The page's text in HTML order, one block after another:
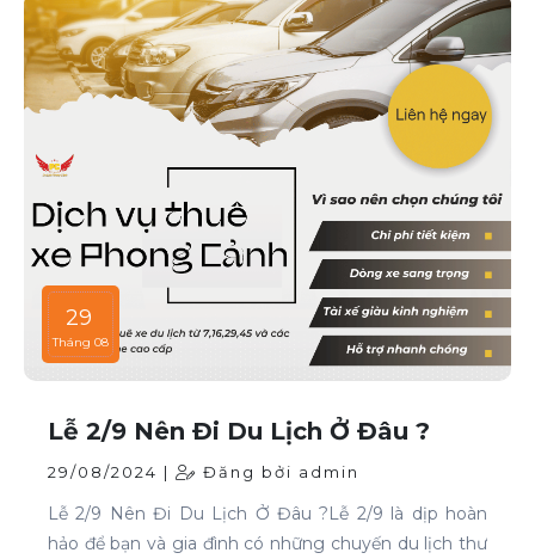
29
Tháng 08
Lễ 2/9 Nên Đi Du Lịch Ở Đâu ?
29/08/2024 | Đăng bởi admin
Lễ 2/9 Nên Đi Du Lịch Ở Đâu ?Lễ 2/9 là dịp hoàn
hảo để bạn và gia đình có những chuyến du lịch thư